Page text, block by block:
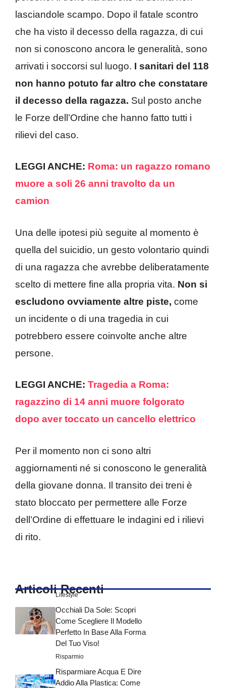
lasciandole scampo. Dopo il fatale scontro
che ha visto il decesso della ragazza, di cui
non si conoscono ancora le generalità, sono
arrivati i soccorsi sul luogo. I sanitari del 118
non hanno potuto far altro che constatare
il decesso della ragazza. Sul posto anche
le Forze dell’Ordine che hanno fatto tutti i
rilievi del caso.
LEGGI ANCHE: Roma: un ragazzo romano
muore a soli 26 anni travolto da un
camion
Una delle ipotesi più seguite al momento è
quella del suicidio, un gesto volontario quindi
di una ragazza che avrebbe deliberatamente
scelto di mettere fine alla propria vita. Non si
escludono ovviamente altre piste, come
un incidente o di una tragedia in cui
potrebbero essere coinvolte anche altre
persone.
LEGGI ANCHE: Tragedia a Roma:
ragazzino di 14 anni muore folgorato
dopo aver toccato un cancello elettrico
Per il momento non ci sono altri
aggiornamenti né si conoscono le generalità
della giovane donna. Il transito dei treni è
stato bloccato per permettere alle Forze
dell’Ordine di effettuare le indagini ed i rilievi
di rito.
Articoli Recenti
Lifestyle
Occhiali Da Sole: Scopri
Come Scegliere Il Modello
Perfetto In Base Alla Forma
Del Tuo Viso!
Risparmio
Risparmiare Acqua E Dire
Addio Alla Plastica: Come